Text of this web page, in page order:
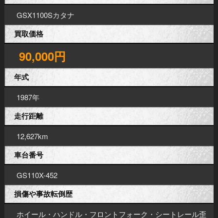
GSX1100Sカタナ
買取価格
90,000円
年式
1987年
走行距離
12,627km
車台番号
GS110X-452
損傷や事故転倒歴
ホイール・ハンドル・フロントフォーク・シートレール歪